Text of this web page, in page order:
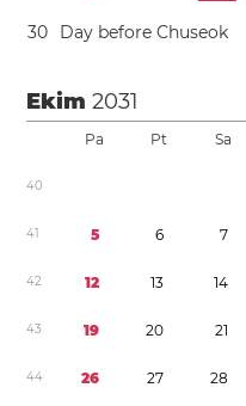
30 Day before Chuseok
Ekim2031
Pa Pt Sa
40
41 5 6 7
42 12 13 14
43 19 20 21
44 26 27 28